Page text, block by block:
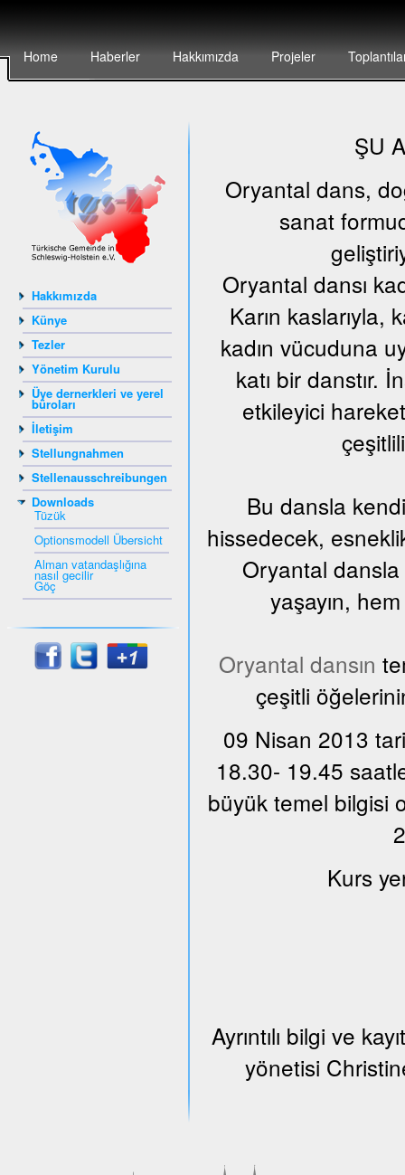
Home Haberler Hakkımızda Projeler
Hakkımızda
Künye
Tezler
Yönetim Kurulu
Üye dernerkleri ve yerel
büroları
İletişim
Stellungnahmen
Stellenausschreibungen
Downloads
Tüzük
Optionsmodell Übersicht
Alman vatandaşlığına
nasıl gecilir
Göç
ŞU
Oryantal dans,
sanat
Oryantal dansı
Karın
kadın vücuduna
katı bir danstır.
etkileyici
Bu dansla
hissedecek,
Oryantal dansla
yaşayın,
Oryantal dansın
çeşitli
09 Nisan 2013
18.30- 19.45
büyük temel bilgisi
Kurs
Ayrıntılı bilgi ve
yönetisi